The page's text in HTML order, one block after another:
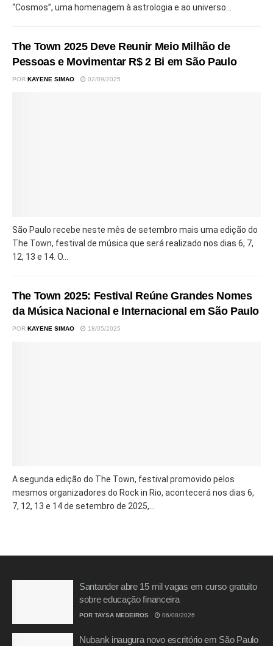
“Cosmos”, uma homenagem à astrologia e ao universo...
The Town 2025 Deve Reunir Meio Milhão de
Pessoas e Movimentar R$ 2 Bi em São Paulo
POR KAYENE SIMAO 02/09/2025
São Paulo recebe neste mês de setembro mais uma edição do
The Town, festival de música que será realizado nos dias 6, 7,
12, 13 e 14. O...
The Town 2025: Festival Reúne Grandes Nomes
da Música Nacional e Internacional em São Paulo
POR KAYENE SIMAO 18/05/2025
A segunda edição do The Town, festival promovido pelos
mesmos organizadores do Rock in Rio, acontecerá nos dias 6,
7, 12, 13 e 14 de setembro de 2025,...
Santander abre 15 mil vagas em curso gratuito
sobre educação financeira
POR TAYSA MEDEIROS 06/08/2026
Nubank inaugura novo escritório em São Paulo